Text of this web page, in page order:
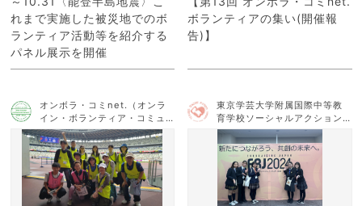
れまで実施した被災地でのボ
ランティア活動等を紹介する
パネル展示を開催
ボランティアの集い(開催報
告)】
オンボラ・コミnet.（オンラ
イン・ボランティア・コミュ
ニケーション・ネットワー
ク）
東京学芸大学附属国際中等教
育学校ソーシャルアクション
チーム